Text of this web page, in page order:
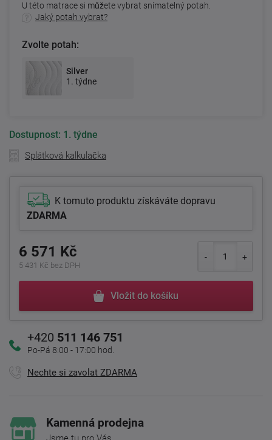
U této matrace si můžete vybrat snímatelný potah.
Jaký potah vybrat?
Zvolte potah:
Silver
1. týdne
Dostupnost: 1. týdne
Splátková kalkulačka
K tomuto produktu získáváte dopravu
ZDARMA
6 571 Kč
5 431 Kč bez DPH
Vložit do košíku
+420 511 146 751
Po-Pá 8:00 - 17:00 hod.
Nechte si zavolat ZDARMA
Kamenná prodejna